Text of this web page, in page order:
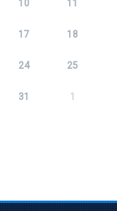
10 11
17 18
24 25
31 1